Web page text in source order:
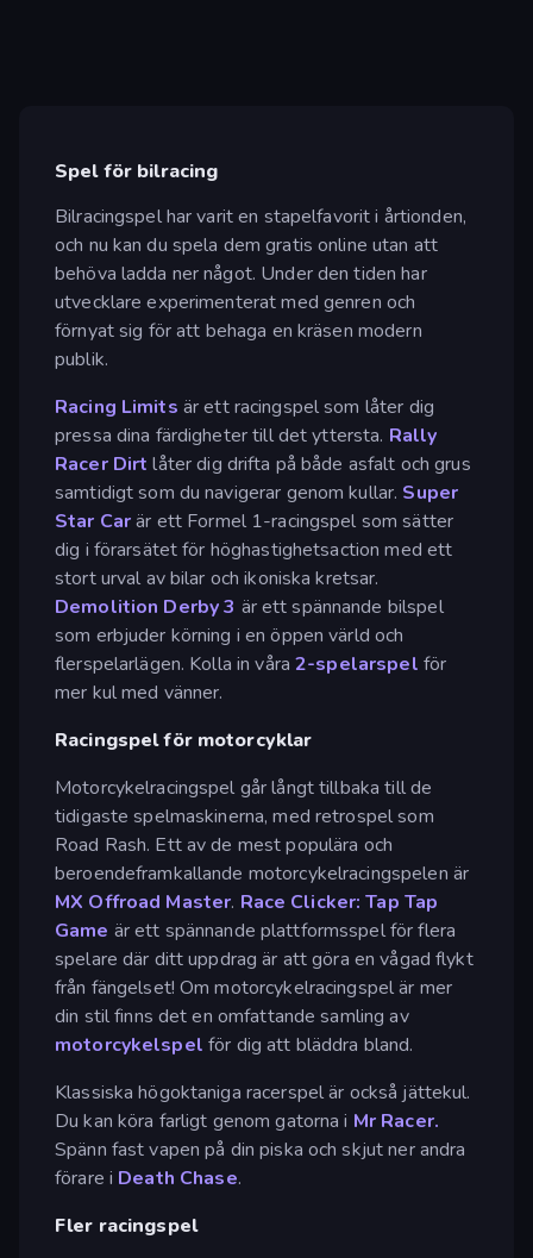
Spel för bilracing
Bilracingspel har varit en stapelfavorit i årtionden,
och nu kan du spela dem gratis online utan att
behöva ladda ner något. Under den tiden har
utvecklare experimenterat med genren och
förnyat sig för att behaga en kräsen modern
publik.
Racing Limits är ett racingspel som låter dig
pressa dina färdigheter till det yttersta. Rally
Racer Dirt låter dig drifta på både asfalt och grus
samtidigt som du navigerar genom kullar. Super
Star Carär ett Formel 1-racingspel som sätter
dig i förarsätet för höghastighetsaction med ett
stort urval av bilar och ikoniska kretsar.
Demolition Derby 3 är ett spännande bilspel
som erbjuder körning i en öppen värld och
flerspelarlägen. Kolla in våra2-spelarspel för
mer kul med vänner.
Racingspel för motorcyklar
Motorcykelracingspel går långt tillbaka till de
tidigaste spelmaskinerna, med retrospel som
Road Rash. Ett av de mest populära och
beroendeframkallande motorcykelracingspelen är
MX Offroad Master. Race Clicker: Tap Tap
Game är ett spännande plattformsspel för flera
spelare där ditt uppdrag är att göra en vågad flykt
från fängelset! Om motorcykelracingspel är mer
din stil finns det en omfattande samling av
motorcykelspel för dig att bläddra bland.
Klassiska högoktaniga racerspel är också jättekul.
Du kan köra farligt genom gatorna i Mr Racer.
Spänn fast vapen på din piska och skjut ner andra
förare i Death Chase.
Fler racingspel